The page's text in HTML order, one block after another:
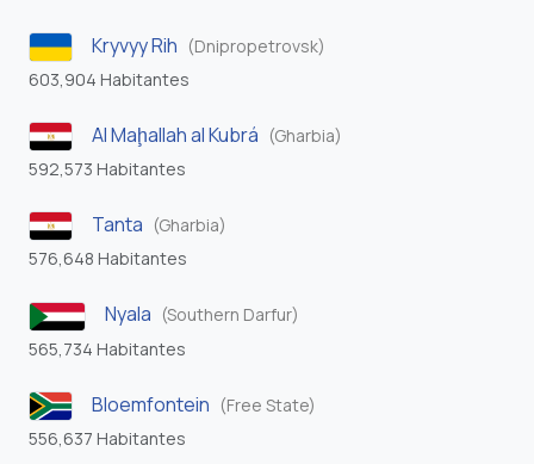
Kryvyy Rih (Dnipropetrovsk)
603,904 Habitantes
Al Maḩallah al Kubrá (Gharbia)
592,573 Habitantes
Tanta (Gharbia)
576,648 Habitantes
Nyala (Southern Darfur)
565,734 Habitantes
Bloemfontein (Free State)
556,637 Habitantes